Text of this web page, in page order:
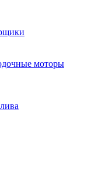
моторы